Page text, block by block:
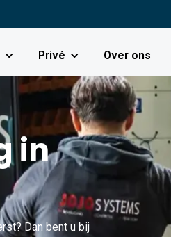
Privé Over ons
in
Dan bent u bij